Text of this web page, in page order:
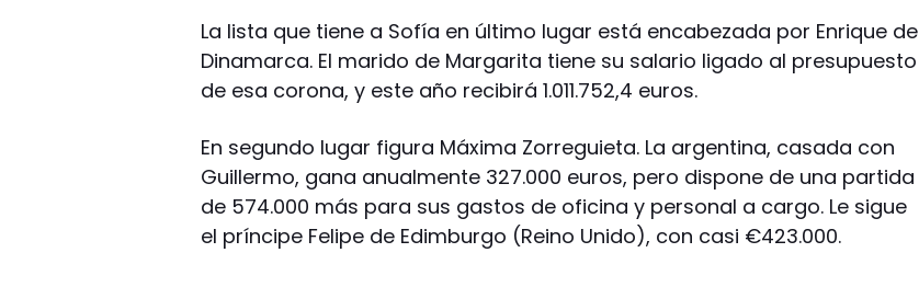
La lista que tiene a Sofía en último lugar está encabezada por Enrique de
Dinamarca. El marido de Margarita tiene su salario ligado al presupuesto
de esa corona, y este año recibirá 1.011.752,4 euros.
En segundo lugar figura Máxima Zorreguieta. La argentina, casada con
Guillermo, gana anualmente 327.000 euros, pero dispone de una partida
de 574.000 más para sus gastos de oficina y personal a cargo. Le sigue
el príncipe Felipe de Edimburgo (Reino Unido), con casi €423.000.